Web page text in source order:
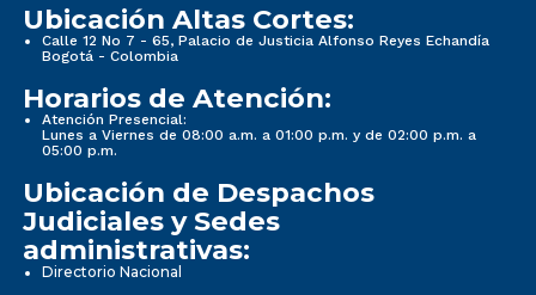
Ubicación Altas Cortes:
Calle 12 No 7 - 65, Palacio de Justicia Alfonso Reyes Echandía
Bogotá - Colombia
Horarios de Atención:
Atención Presencial:
Lunes a Viernes de 08:00 a.m. a 01:00 p.m. y de 02:00 p.m. a
05:00 p.m.
Ubicación de Despachos
Judiciales y Sedes
administrativas:
Directorio Nacional